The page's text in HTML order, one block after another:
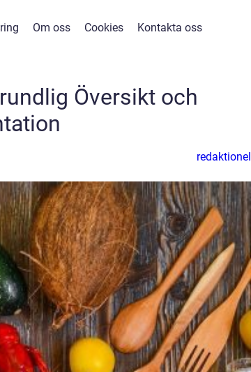
Om oss Cookies Kontakta oss
Översikt och
redaktionel